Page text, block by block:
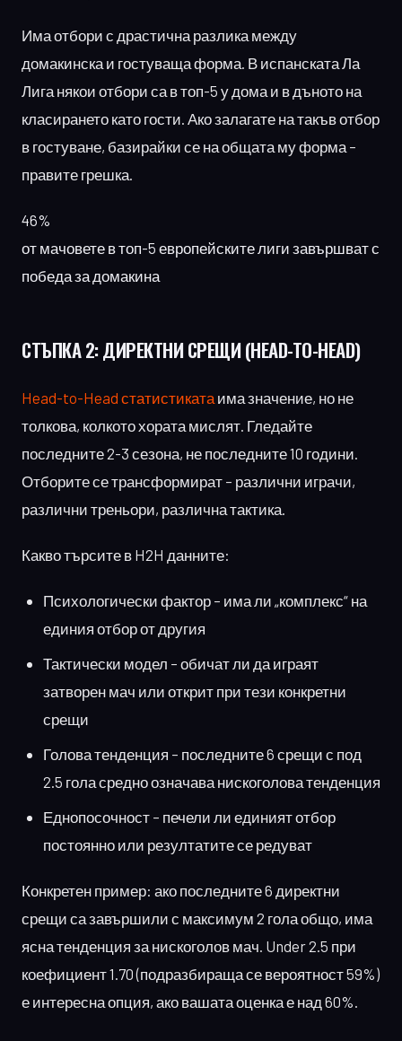
Има отбори с драстична разлика между
домакинска и гостуваща форма. В испанската Ла
Лига някои отбори са в топ-5 у дома и в дъното на
класирането като гости. Ако залагате на такъв отбор
в гостуване, базирайки се на общата му форма –
правите грешка.
46%
от мачовете в топ-5 европейските лиги завършват с
победа за домакина
СТЪПКА 2:ДИРЕКТНИ СРЕЩИ (HEAD-TO-HEAD)
Head-to-Head статистиката има значение, но не
толкова, колкото хората мислят. Гледайте
последните 2-3 сезона, не последните 10 години.
Отборите се трансформират – различни играчи,
различни треньори, различна тактика.
Какво търсите в H2H данните:
Психологически фактор – има ли „комплекс“ на
единия отбор от другия
Тактически модел – обичат ли да играят
затворен мач или открит при тези конкретни
срещи
Голова тенденция – последните 6 срещи с под
2.5 гола средно означава нискоголова тенденция
Еднопосочност – печели ли единият отбор
постоянно или резултатите се редуват
Конкретен пример: ако последните 6 директни
срещи са завършили с максимум 2 гола общо, има
ясна тенденция за нискоголов мач. Under 2.5 при
коефициент 1.70 (подразбираща се вероятност 59%)
е интересна опция, ако вашата оценка е над 60%.